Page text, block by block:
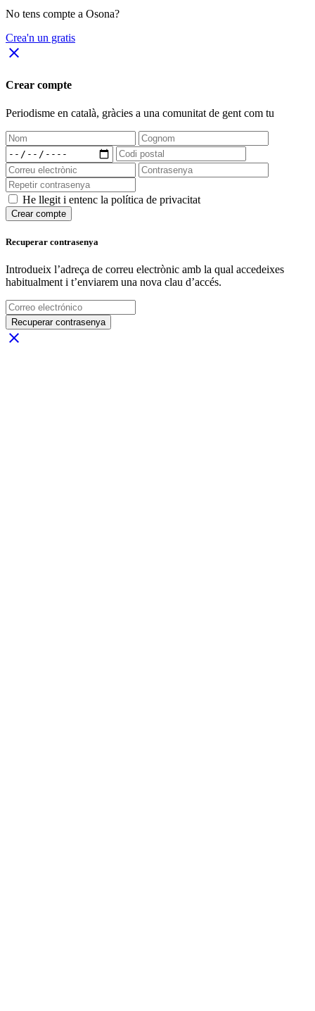
No tens compte a Osona?
Crea'n un gratis
close
Crear compte
Periodisme en català, gràcies a una comunitat de gent com tu
He llegit i entenc la política de privacitat
Crear compte
Recuperar contrasenya
Introdueix l’adreça de correu electrònic amb la qual accedeixes
habitualment i t’enviarem una nova clau d’accés.
Recuperar contrasenya
close